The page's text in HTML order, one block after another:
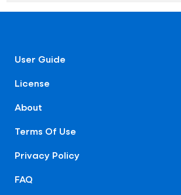
User Guide
License
About
Terms Of Use
Privacy Policy
FAQ